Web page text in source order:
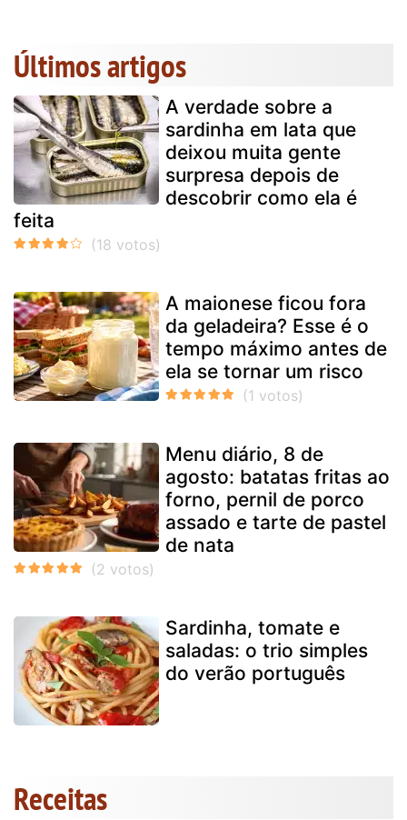
Últimos artigos
A verdade sobre a
sardinha em lata que
deixou muita gente
surpresa depois de
descobrir como ela é
feita
A maionese ficou fora
da geladeira? Esse é o
tempo máximo antes de
ela se tornar um risco
Menu diário, 8 de
agosto: batatas fritas ao
forno, pernil de porco
assado e tarte de pastel
de nata
Sardinha, tomate e
saladas: o trio simples
do verão português
Receitas